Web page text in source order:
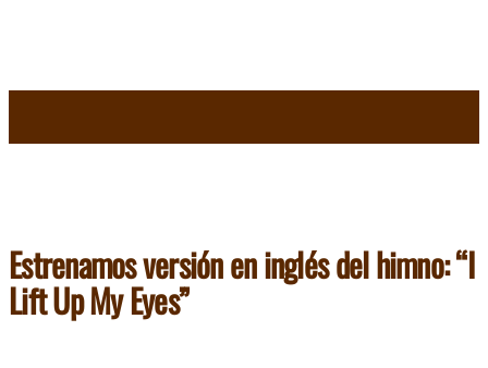
Estrenamos versión en inglés del himno: “I
Lift Up My Eyes”